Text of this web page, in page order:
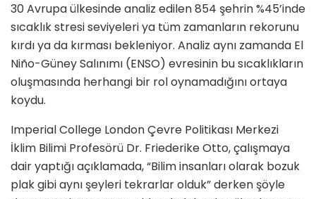
30 Avrupa ülkesinde analiz edilen 854 şehrin %45’inde
sıcaklık stresi seviyeleri ya tüm zamanların rekorunu
kırdı ya da kırması bekleniyor. Analiz aynı zamanda El
Niño-Güney Salınımı (ENSO) evresinin bu sıcaklıkların
oluşmasında herhangi bir rol oynamadığını ortaya
koydu.
Imperial College London Çevre Politikası Merkezi
İklim Bilimi Profesörü Dr. Friederike Otto, çalışmaya
dair yaptığı açıklamada, “Bilim insanları olarak bozuk
plak gibi aynı şeyleri tekrarlar olduk” derken şöyle